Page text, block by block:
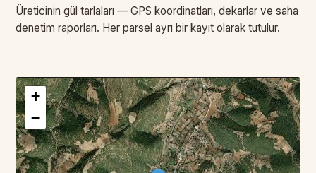
Üreticinin gül tarlaları — GPS koordinatları, dekarlar ve saha
denetim raporları. Her parsel ayrı bir kayıt olarak tutulur.
3 PARSEL · TOPLAM—DA
+
−